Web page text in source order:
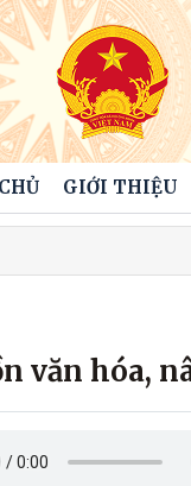
GIỚI THIỆU
văn hóa,